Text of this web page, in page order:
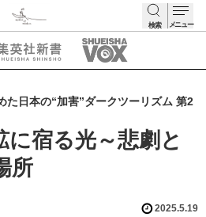
検索 メニュー
た日本の“加害”ダークツーリズム 第2
に宿る光～悲劇と
所
2025.5.19